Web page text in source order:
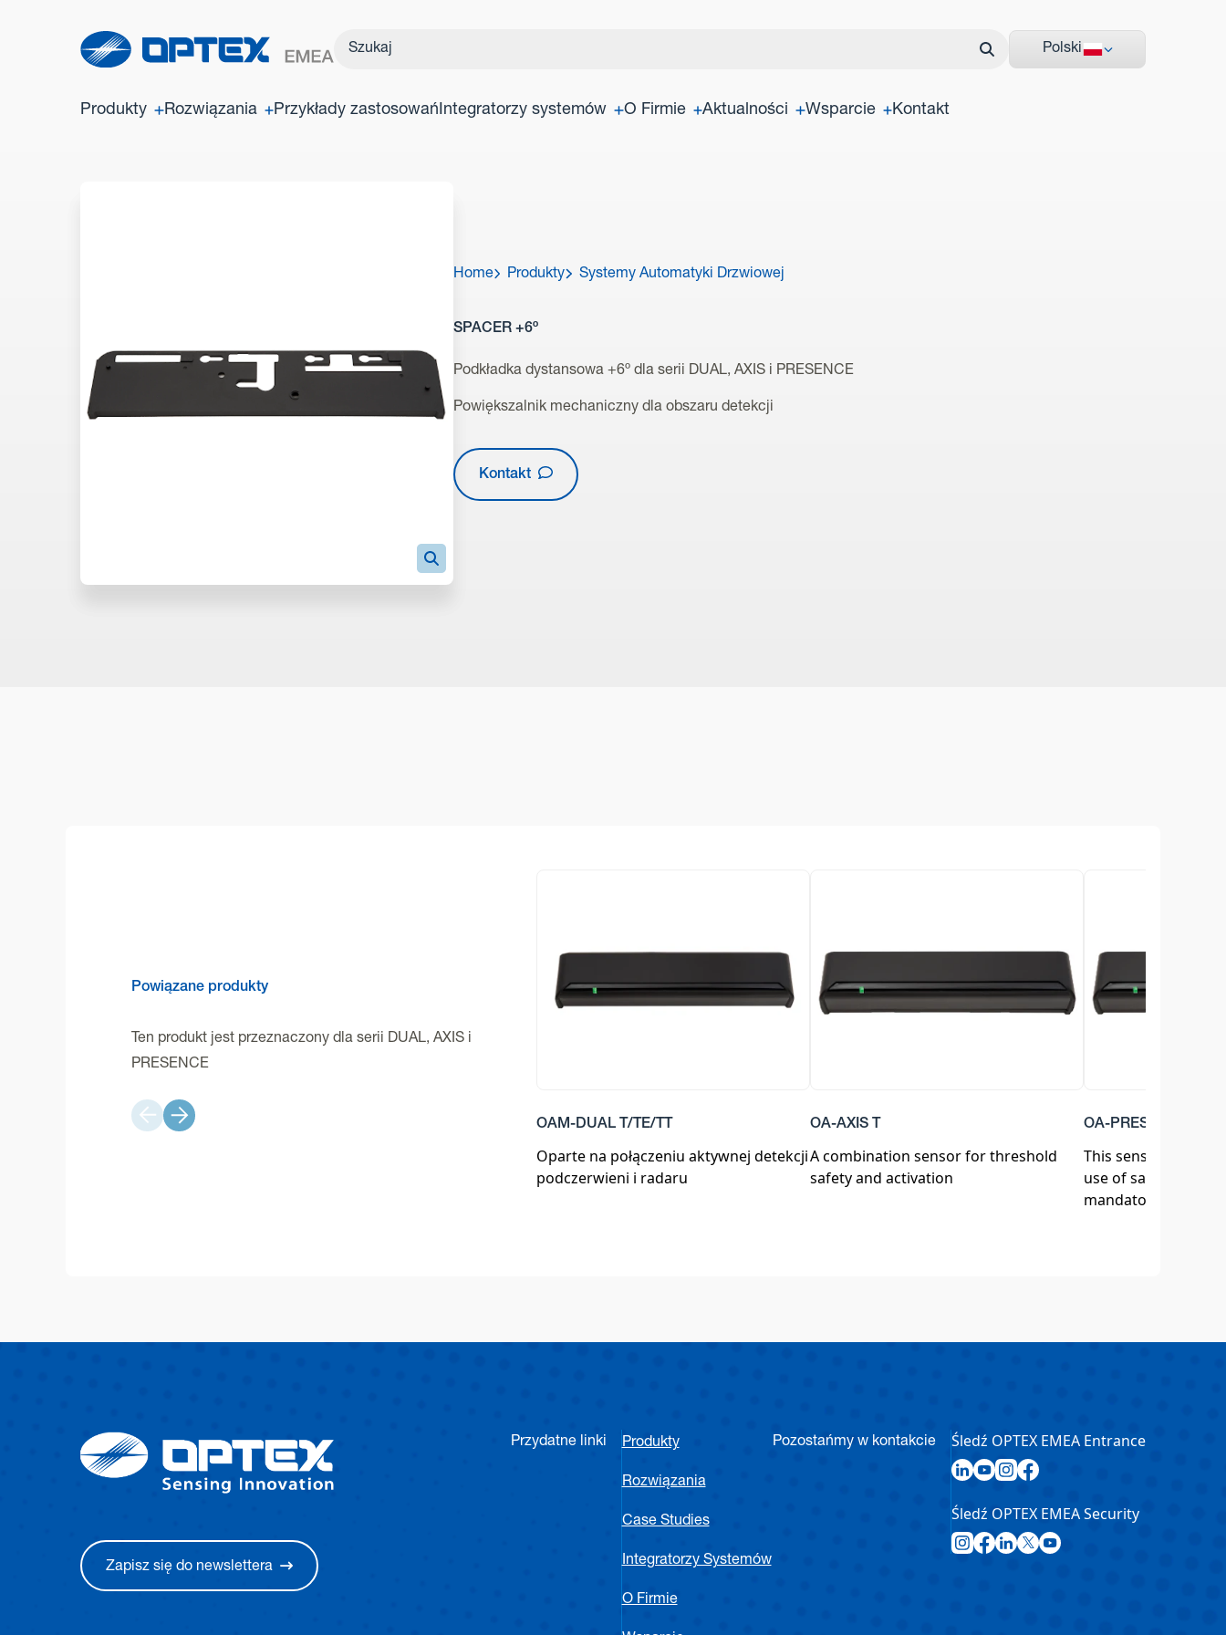
Polski
Produkty Rozwiązania Przykłady zastosowańIntegratorzy systemów O Firmie Aktualności Wsparcie Kontakt
Home Produkty Systemy Automatyki Drzwiowej
SPACER +6º
Podkładka dystansowa +6º dla serii DUAL, AXIS i PRESENCE
Powiększalnik mechaniczny dla obszaru detekcji
Kontakt
Powiązane produkty
Ten produkt jest przeznaczony dla serii DUAL, AXIS i
PRESENCE
OAM-DUAL T/TE/TT
Oparte na połączeniu aktywnej detekcji
podczerwieni i radaru
OA-AXIS T
A combination sensor for threshold
safety and activation
OA-PRESENCE TN
This sensor is for
use of safety
mandatory
Zapisz się do newslettera
Przydatne linki Produkty
Rozwiązania
Case Studies
Integratorzy Systemów
O Firmie
Pozostańmy w kontakcie Śledź OPTEX EMEA Entrance
Śledź OPTEX EMEA Security